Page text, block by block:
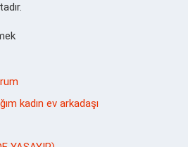
kadın ev arkadaşı